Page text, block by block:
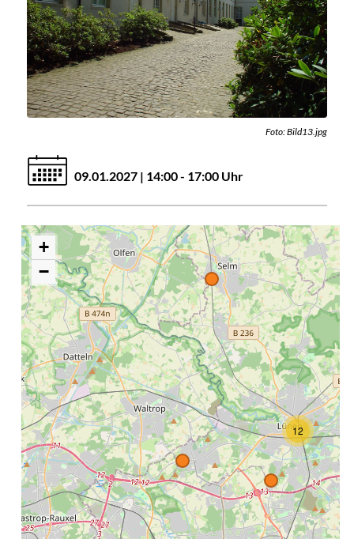
Foto: Bild13.jpg
09.01.2027 | 14:00 - 17:00 Uhr